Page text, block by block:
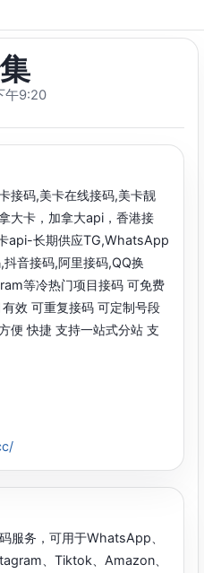
午9:20
接码,美卡在线接码,美卡靓
大卡，加拿大api，香港接
api-长期供应TG,WhatsApp
音接码,阿里接码,QQ换
等冷热门项目接码 可免费
效 可重复接码 可定制号段
便 快捷 支持一站式分站 支
服务，可用于WhatsApp、
、Tiktok、Amazon、